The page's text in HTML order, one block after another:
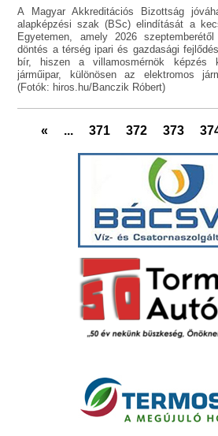
A Magyar Akkreditációs Bizottság
alapképzési szak (BSc) elindítását a
Egyetemen, amely 2026
döntés a térség ipari és gazdasági
bír, hiszen a villamosmérnök képzés
járműipar, különösen az elektromos
(Fotók: hiros.hu/Banczik Róbert)
« ... 371 372 373